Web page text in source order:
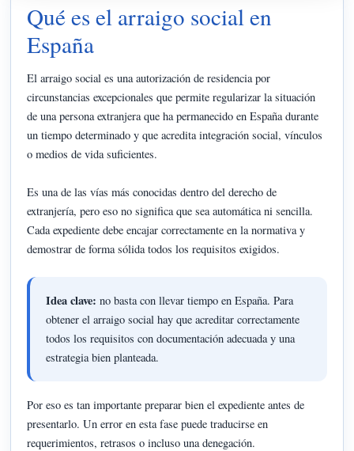
Qué es el arraigo social en
España
El arraigo social es una autorización de residencia por
circunstancias excepcionales que permite regularizar la situación
de una persona extranjera que ha permanecido en España durante
un tiempo determinado y que acredita integración social, vínculos
o medios de vida suficientes.
Es una de las vías más conocidas dentro del derecho de
extranjería, pero eso no significa que sea automática ni sencilla.
Cada expediente debe encajar correctamente en la normativa y
demostrar de forma sólida todos los requisitos exigidos.
Idea clave: no basta con llevar tiempo en España. Para
obtener el arraigo social hay que acreditar correctamente
todos los requisitos con documentación adecuada y una
estrategia bien planteada.
Por eso es tan importante preparar bien el expediente antes de
presentarlo. Un error en esta fase puede traducirse en
requerimientos, retrasos o incluso una denegación.